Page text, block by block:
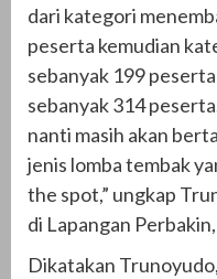
dari kategori
peserta kemudian
sebanyak 199
sebanyak 314
nanti masih akan
jenis lomba tembak
the spot,” ungkap
di Lapangan
Dikatakan